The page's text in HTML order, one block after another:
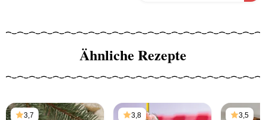
Ähnliche Rezepte
3,7 3,8 3,5